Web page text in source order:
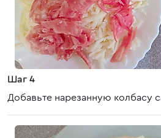
Шаг 4
Добавьте нарезанную колбасу